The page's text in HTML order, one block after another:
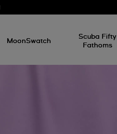
MoonSwatch
Scuba Fifty
Fathoms